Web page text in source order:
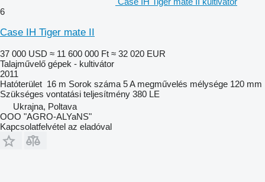
6
Case IH Tiger mate II
37 000 USD ≈ 11 600 000 Ft ≈ 32 020 EUR
Talajművelő gépek - kultivátor
2011
Hatóterület 16 m Sorok száma 5A megművelés mélysége 120 mm
Szükséges vontatási teljesítmény 380 LE
Ukrajna, Poltava
OOO "AGRO-ALYaNS"
Kapcsolatfelvétel az eladóval